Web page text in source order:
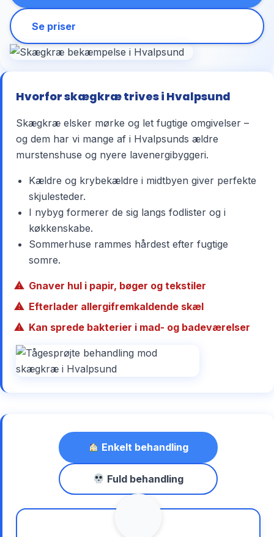
Se priser
Hvorfor skægkræ trives i Hvalpsund
Skægkræ elsker mørke og let fugtige omgivelser –
og dem har vi mange af i Hvalpsunds ældre
murstenshuse og nyere lavenergibyggeri.
Kældre og krybekældre i midtbyen giver perfekte
skjulesteder.
I nybyg formerer de sig langs fodlister og i
køkkenskabe.
Sommerhuse rammes hårdest efter fugtige
somre.
Gnaver hul i papir, bøger og tekstiler
Efterlader allergifremkaldende skæl
Kan sprede bakterier i mad- og badeværelser
Enkelt behandling
Fuld behandling